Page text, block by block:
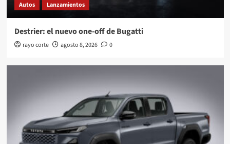
Autos Lanzamientos
Destrier: el nuevo one-off de Bugatti
rayo corte agosto 8, 2026 0